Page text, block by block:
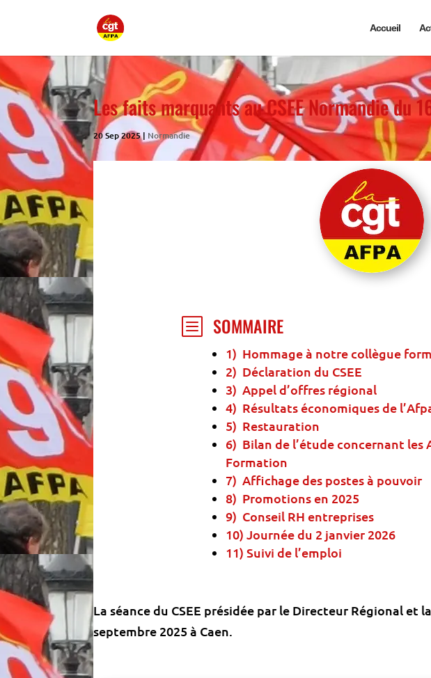
Accueil
Les faits marquants au CSEE Normandie du
20 Sep 2025| Normandie
b SOMMAIRE
1) Hommage à notre collègue
2) Déclaration du CSEE
3) Appel d’offres régional
4) Résultats économiques de
5) Restauration
6) Bilan de l’étude concernant les
Formation
7) Affichage des postes à pouvoir
8) Promotions en 2025
9) Conseil RH entreprises
10) Journée du 2 janvier 2026
11) Suivi de l’emploi
La séance du CSEE présidée par le Directeur Régional et
septembre 2025 à Caen.